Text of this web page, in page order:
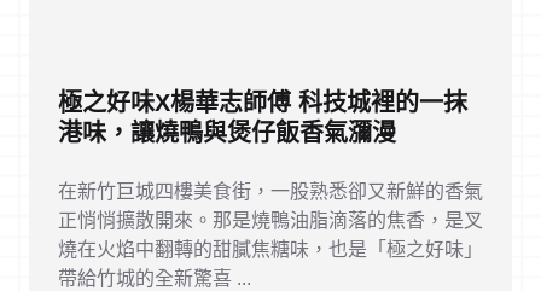
極之好味X楊華志師傅 科技城裡的一抹
港味，讓燒鴨與煲仔飯香氣瀰漫
在新竹巨城四樓美食街，一股熟悉卻又新鮮的香氣
正悄悄擴散開來。那是燒鴨油脂滴落的焦香，是叉
燒在火焰中翻轉的甜膩焦糖味，也是「極之好味」
帶給竹城的全新驚喜 ...